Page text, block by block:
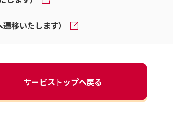
移いたします）
サービストップへ戻る